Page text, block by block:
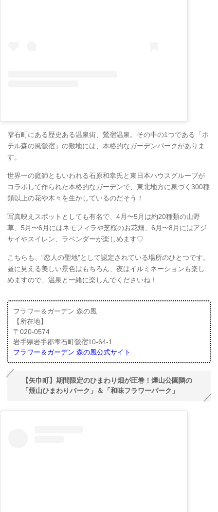
雫石町にある歴史ある温泉街、鶯宿温泉。その中の1つである「ホ
テル森の風鶯宿」の敷地には、本格的なガーデンパークがありま
す。
世界一の庭師ともいわれる石原和幸氏と東日本ハウスグループが
コラボして作られた本格的なガーデンで、東北地方に息づく300種
類以上の花や木々を生かしているのだそう！
写真映えスポットとしても有名で、4月〜5月は約20種類の山野
草、5月〜6月にはネモフィラや芝桜のお花畑、6月〜8月にはアジ
サイやスイレン、ラベンダーが楽しめます♡
こちらも、“恋人の聖地”として認定されている場所のひとつです。
昼に見える美しい景色はもちろん、夜はイルミネーションも楽し
めますので、温泉と一緒に楽しんでくださいね！
フラワー＆ガーデン 森の風
【所在地】
〒020-0574
岩手県岩手郡雫石町鶯宿10-64-1
フラワー＆ガーデン 森の風公式サイト
【矢巾町】期間限定のひまわり畑が圧巻！煙山公園隣の
「煙山ひまわりパーク」＆「和味フラワーパーク」